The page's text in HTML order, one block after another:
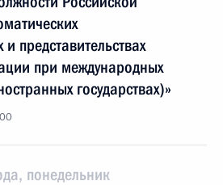
и представительствах
при международных
государствах)»
понедельник